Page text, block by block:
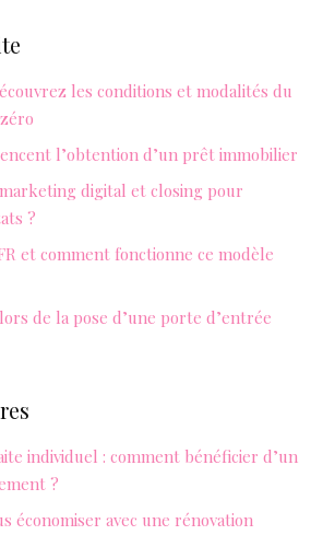
les conditions et modalités du
l’obtention d’un prêt immobilier
digital et closing pour
?
et comment fonctionne ce modèle
de la pose d’une porte d’entrée
individuel : comment bénéficier d’un
?
économiser avec une rénovation